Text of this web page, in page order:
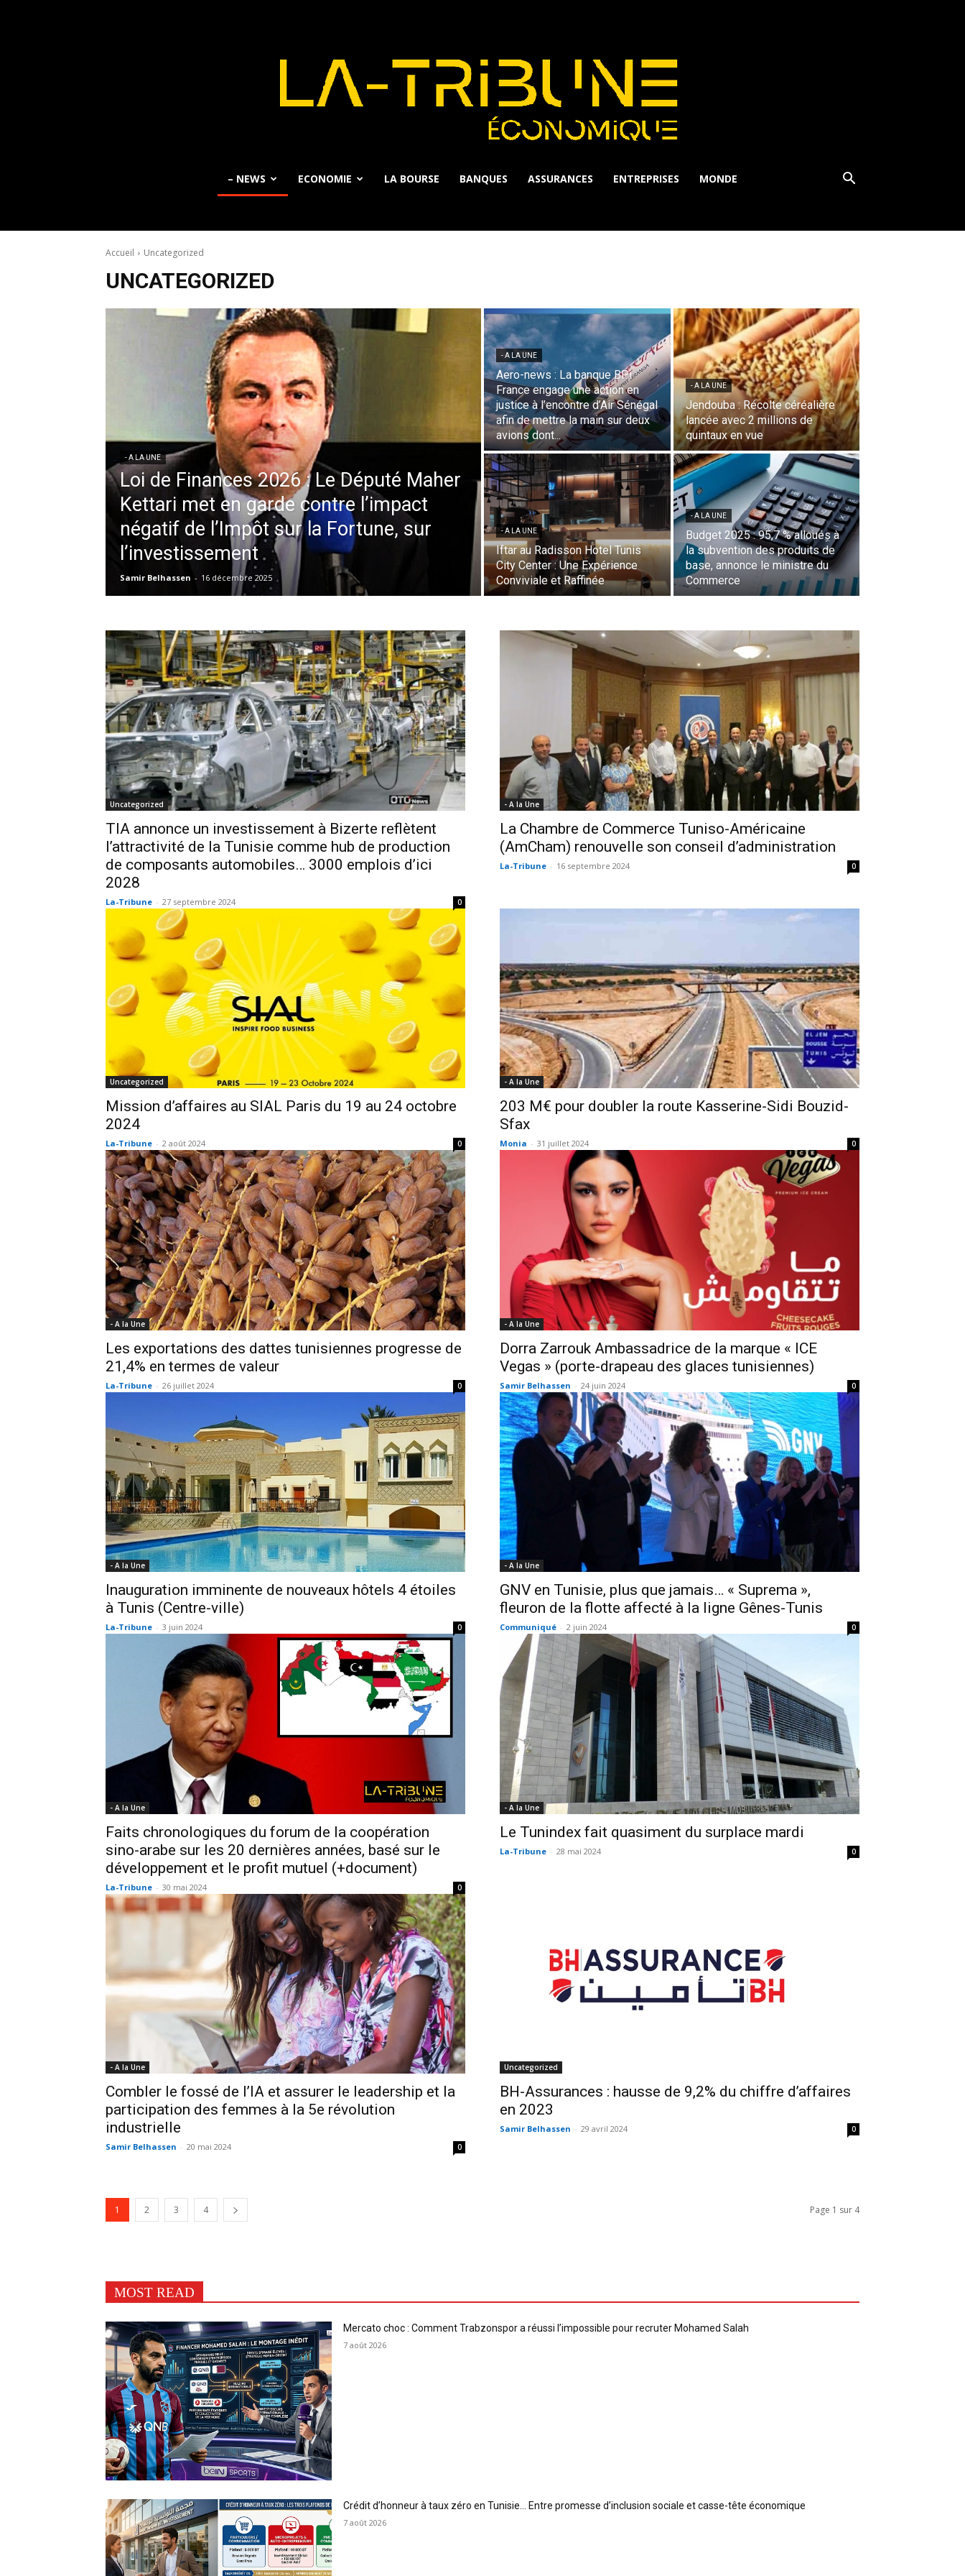
Economique
– NEWS ECONOMIE LA BOURSE BANQUES ASSURANCES ENTREPRISES MONDE
Accueil Uncategorized
UNCATEGORIZED
- A LA UNE
Loi de Finances 2026 : Le Député Maher
Kettari met en garde contre l’impact
négatif de l’Impôt sur la Fortune, sur
l’investissement
Samir Belhassen - 16 décembre 2025
- A LA UNE
Aero-news : La banque BPi
France engage une action en
justice à l’encontre d’Air Sénégal
afin de mettre la main sur deux
avions dont...
- A LA UNE
Jendouba : Récolte céréalière
lancée avec 2 millions de
quintaux en vue
- A LA UNE
Iftar au Radisson Hotel Tunis
City Center : Une Expérience
Conviviale et Raffinée
- A LA UNE
Budget 2025 : 95,7 % alloués à
la subvention des produits de
base, annonce le ministre du
Commerce
Uncategorized
TIA annonce un investissement à Bizerte reflètent
l’attractivité de la Tunisie comme hub de production
de composants automobiles… 3000 emplois d’ici
2028
La-Tribune - 27 septembre 2024 0
- A la Une
La Chambre de Commerce Tuniso-Américaine
(AmCham) renouvelle son conseil d’administration
La-Tribune - 16 septembre 2024 0
Uncategorized
Mission d’affaires au SIAL Paris du 19 au 24 octobre
2024
La-Tribune - 2 août 2024 0
- A la Une
203 M€ pour doubler la route Kasserine-Sidi Bouzid-
Sfax
Monia - 31 juillet 2024 0
- A la Une
Les exportations des dattes tunisiennes progresse de
21,4% en termes de valeur
La-Tribune - 26 juillet 2024 0
- A la Une
Dorra Zarrouk Ambassadrice de la marque « ICE
Vegas » (porte-drapeau des glaces tunisiennes)
Samir Belhassen - 24 juin 2024 0
- A la Une
Inauguration imminente de nouveaux hôtels 4 étoiles
à Tunis (Centre-ville)
La-Tribune - 3 juin 2024 0
- A la Une
GNV en Tunisie, plus que jamais… « Suprema »,
fleuron de la flotte affecté à la ligne Gênes-Tunis
Communiqué - 2 juin 2024 0
- A la Une
Faits chronologiques du forum de la coopération
sino-arabe sur les 20 dernières années, basé sur le
développement et le profit mutuel (+document)
La-Tribune - 30 mai 2024 0
- A la Une
Le Tunindex fait quasiment du surplace mardi
La-Tribune - 28 mai 2024 0
- A la Une
Combler le fossé de l’IA et assurer le leadership et la
participation des femmes à la 5e révolution
industrielle
Samir Belhassen - 20 mai 2024 0
Uncategorized
BH-Assurances : hausse de 9,2% du chiffre d’affaires
en 2023
Samir Belhassen - 29 avril 2024 0
1 2 3 4 Page 1 sur 4
MOST READ
Mercato choc : Comment Trabzonspor a réussi l’impossible pour recruter Mohamed Salah
7 août 2026
Crédit d’honneur à taux zéro en Tunisie… Entre promesse d’inclusion sociale et casse-tête économique
7 août 2026